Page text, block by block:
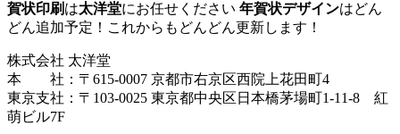
賀状印刷 は太洋堂にお任せください 年賀状デザインはどん
どん追加予定！これからもどんどん更新します！
株式会社 太洋堂
本 社：〒615-0007 京都市右京区西院上花田町4
東京支社：〒103-0025 東京都中央区日本橋茅場町1-11-8 紅
萌ビル7F